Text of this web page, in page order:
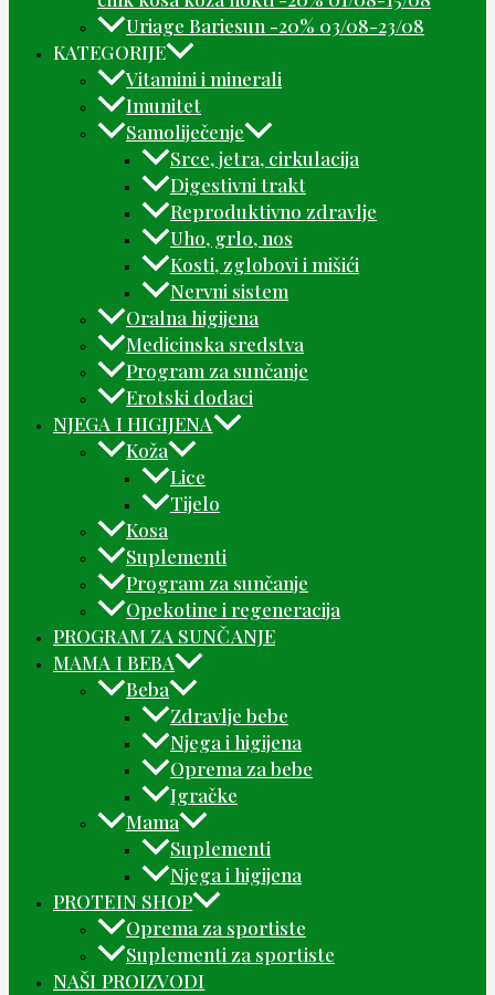
Uriage Bariesun -20% 03/08-23/08
KATEGORIJE
Vitamini i minerali
Imunitet
Samoliječenje
Srce, jetra, cirkulacija
Digestivni trakt
Reproduktivno zdravlje
Uho, grlo, nos
Kosti, zglobovi i mišići
Nervni sistem
Oralna higijena
Medicinska sredstva
Program za sunčanje
Erotski dodaci
NJEGA I HIGIJENA
Koža
Lice
Tijelo
Kosa
Suplementi
Program za sunčanje
Opekotine i regeneracija
PROGRAM ZA SUNČANJE
MAMA I BEBA
Beba
Zdravlje bebe
Njega i higijena
Oprema za bebe
Igračke
Mama
Suplementi
Njega i higijena
PROTEIN SHOP
Oprema za sportiste
Suplementi za sportiste
NAŠI PROIZVODI